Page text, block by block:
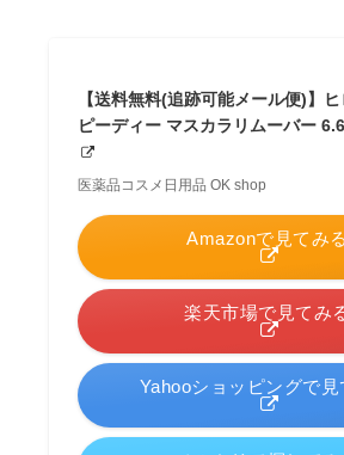
【送料無料(追跡可能メール便)】
ピーディー マスカラリムーバー
医薬品コスメ日用品 OK shop
Amazonで見てみる
楽天市場で見てみ
Yahooショッピングで見